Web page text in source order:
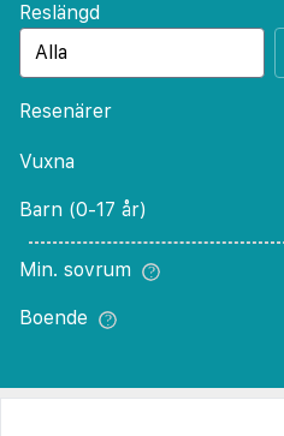
Reslängd
Resenärer
Vuxna
Barn (0-17 år)
Min. sovrum
Boende